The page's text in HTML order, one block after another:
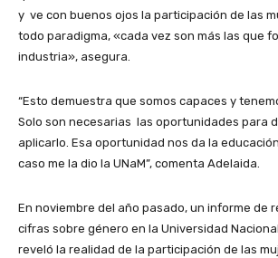
y ve con buenos ojos la participación de las
todo paradigma, «cada vez son más las que
industria», asegura.
“Esto demuestra que somos capaces y
Solo son necesarias las oportunidades para
aplicarlo. Esa oportunidad nos da la
caso me la dio la UNaM”, comenta Adelaida.
En noviembre del año pasado, un informe de
cifras sobre género en la Universidad
reveló la realidad de la participación de las